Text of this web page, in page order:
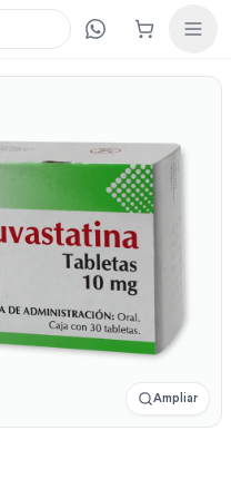
Ampliar